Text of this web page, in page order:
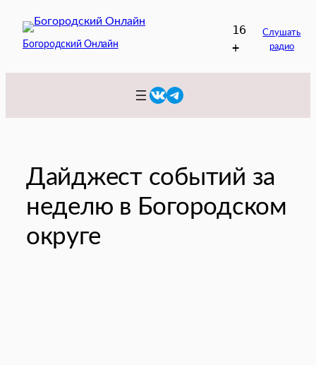
содержимому
Богородский Онлайн
16
+
Слушать
радио
VKTelegram
Дайджест событий за
неделю в Богородском
округе